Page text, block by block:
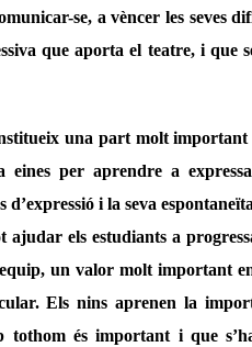
se, a vèncer les seves
que aporta el teatre, i que
una part molt important
per aprendre a
i la seva
els estudiants a
un valor molt important
Els nins aprenen la
tothom és important i que